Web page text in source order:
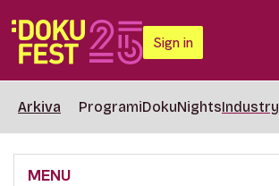
Sign in
Arkiva ProgramiDokuNightsIndustry
MENU